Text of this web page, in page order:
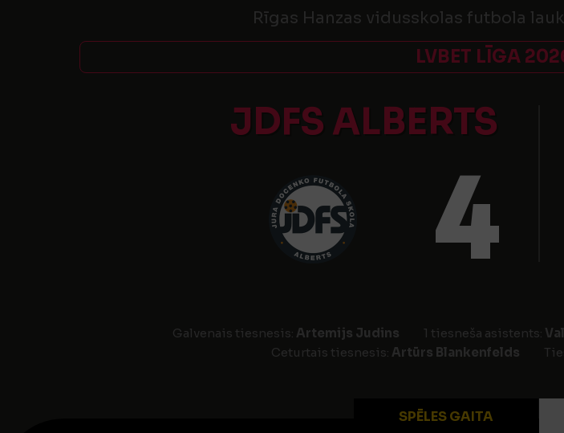
Rīgas Hanzas vidusskolas futbola
LVBET LĪGA
JDFS ALBERTS
4
Galvenais tiesnesis: Artemijs Judins 1 tiesneša asistents:
Ceturtais tiesnesis: Artūrs Blankenfelds
SPĒLES GAITA